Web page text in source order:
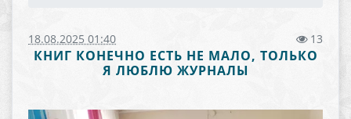
18.08.2025 01:40 13
КНИГ КОНЕЧНО ЕСТЬ НЕ МАЛО, ТОЛЬКО
Я ЛЮБЛЮ ЖУРНАЛЫ